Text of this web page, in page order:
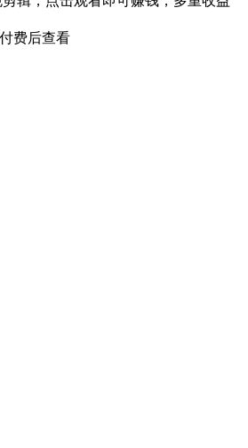
费后查看